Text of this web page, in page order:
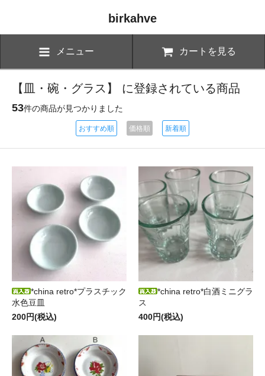
birkahve
メニュー カートを見る
【皿・碗・グラス】 に登録されている商品
53件の商品が見つかりました
おすすめ順 価格順 新着順
*china retro*プラスチック
水色豆皿
200円(税込)
*china retro*白酒ミニグラ
ス
400円(税込)